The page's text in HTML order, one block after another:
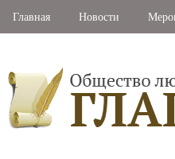
Главная Новости